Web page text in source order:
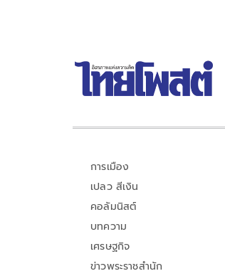
การเมือง
เปลว สีเงิน
คอลัมนิสต์
บทความ
เศรษฐกิจ
ข่าวพระราชสำนัก